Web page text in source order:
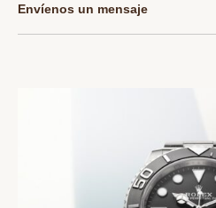
Envíenos un mensaje